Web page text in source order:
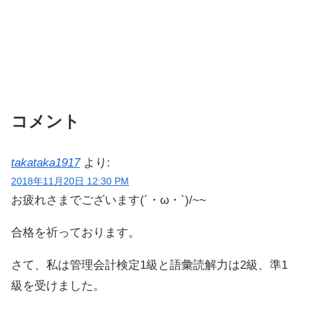
コメント
takataka1917 より:
2018年11月20日 12:30 PM
お疲れさまでございます(´・ω・`)/~~
合格を祈っております。
さて、私は管理会計検定1級と語彙読解力は2級、準1
級を受けました。